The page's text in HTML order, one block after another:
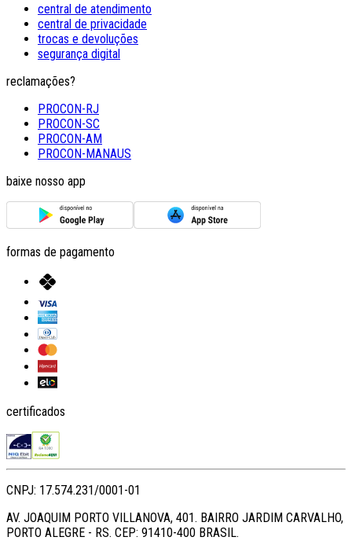
central de atendimento
central de privacidade
trocas e devoluções
segurança digital
reclamações?
PROCON-RJ
PROCON-SC
PROCON-AM
PROCON-MANAUS
baixe nosso app
formas de pagamento
certificados
CNPJ: 17.574.231/0001-01
AV. JOAQUIM PORTO VILLANOVA, 401. BAIRRO JARDIM CARVALHO,
PORTO ALEGRE - RS. CEP: 91410-400 BRASIL.